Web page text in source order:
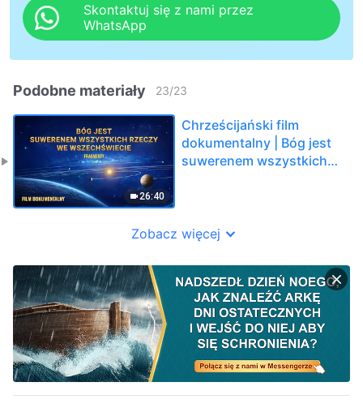
Skontaktuj się z nami przez
WhatsApp
Podobne materiały 23/23
26:40
Chrześcijański film
dokumentalny | Bóg jest
suwerenem wszystkich
Zobacz więcej